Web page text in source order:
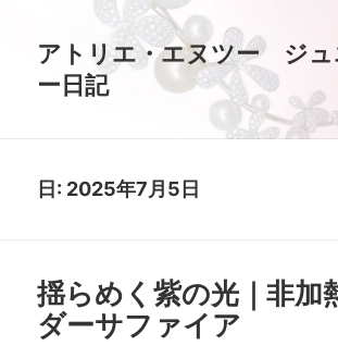
アトリエ・エヌツー ジュ
ー日記
日: 2025年7月5日
揺らめく紫の光｜非加
ダーサファイア